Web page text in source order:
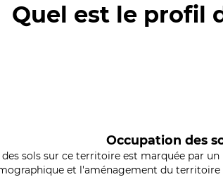
Quel est le profil
Occupation des
sols sur ce territoire est marquée par
et l'aménagement du